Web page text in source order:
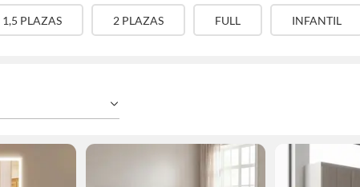
1,5 PLAZAS 2 PLAZAS FULL INFANTIL